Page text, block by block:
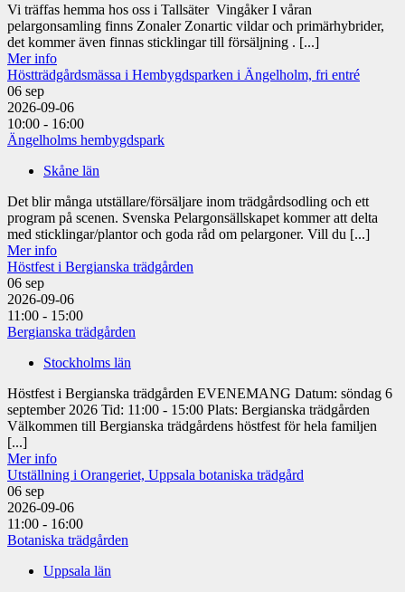
Vi träffas hemma hos oss i Tallsäter Vingåker I våran
pelargonsamling finns Zonaler Zonartic vildar och primärhybrider,
det kommer även finnas sticklingar till försäljning . [...]
Mer info
Höstträdgårdsmässa i Hembygdsparken i Ängelholm, fri entré
06 sep
2026-09-06
10:00 - 16:00
Ängelholms hembygdspark
Skåne län
Det blir många utställare/försäljare inom trädgårdsodling och ett
program på scenen. Svenska Pelargonsällskapet kommer att delta
med sticklingar/plantor och goda råd om pelargoner. Vill du [...]
Mer info
Höstfest i Bergianska trädgården
06 sep
2026-09-06
11:00 - 15:00
Bergianska trädgården
Stockholms län
Höstfest i Bergianska trädgården EVENEMANG Datum: söndag 6
september 2026 Tid: 11:00 - 15:00 Plats: Bergianska trädgården
Välkommen till Bergianska trädgårdens höstfest för hela familjen
[...]
Mer info
Utställning i Orangeriet, Uppsala botaniska trädgård
06 sep
2026-09-06
11:00 - 16:00
Botaniska trädgården
Uppsala län